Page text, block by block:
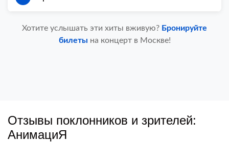
Хотите услышать эти хиты вживую? Бронируйте
билеты на концерт в Москве!
Отзывы поклонников и зрителей:
АнимациЯ